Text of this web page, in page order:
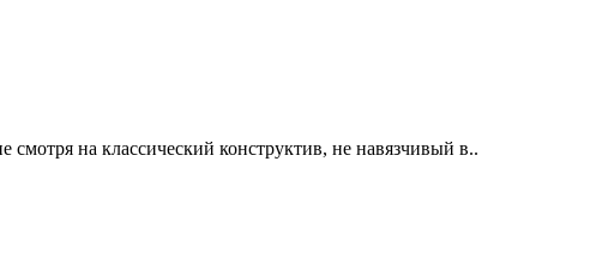
на классический конструктив, не навязчивый в..